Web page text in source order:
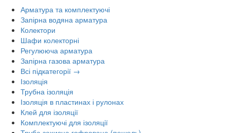
Арматура та комплектуючі
Запірна водяна арматура
Колектори
Шафи колекторні
Регулююча арматура
Запірна газова арматура
Всі підкатегорії →
Ізоляція
Трубна ізоляція
Ізоляція в пластинах і рулонах
Клей для ізоляції
Комплектуючі для ізоляції